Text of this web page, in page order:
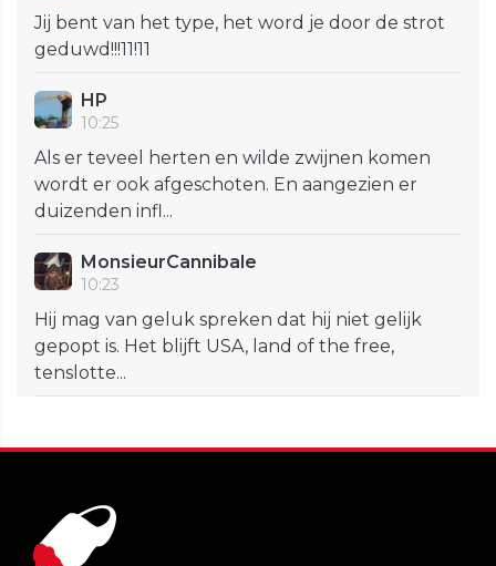
Jij bent van het type, het word je door de strot
geduwd!!!11!11
HP
10:25
Als er teveel herten en wilde zwijnen komen
wordt er ook afgeschoten. En aangezien er
duizenden infl...
MonsieurCannibale
10:23
Hij mag van geluk spreken dat hij niet gelijk
gepopt is. Het blijft USA, land of the free,
tenslotte...